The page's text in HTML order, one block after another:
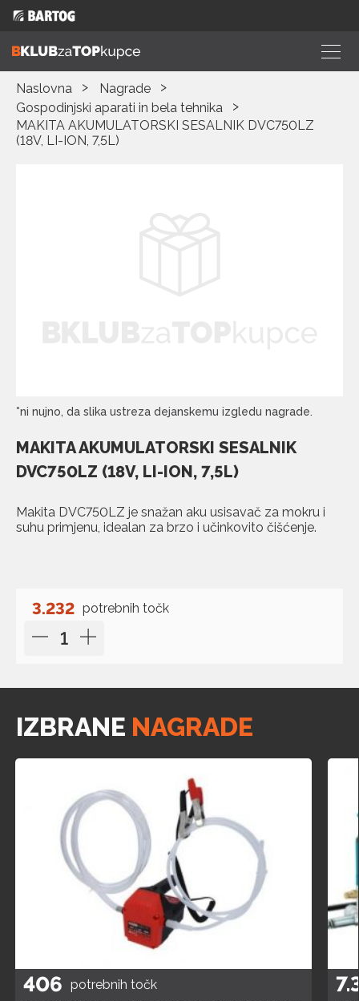
Naslovna
Nagrade
Gospodinjski aparati in bela tehnika
MAKITA AKUMULATORSKI SESALNIK DVC750LZ
(18V, LI-ION, 7,5L)
*ni nujno, da slika ustreza dejanskemu izgledu nagrade.
MAKITA AKUMULATORSKI SESALNIK
DVC750LZ (18V, LI-ION, 7,5L)
Makita DVC750LZ je snažan aku usisavač za mokru i
suhu primjenu, idealan za brzo i učinkovito čišćenje.
3.232 potrebnih točk
IZBRANE NAGRADE
406 potrebnih točk